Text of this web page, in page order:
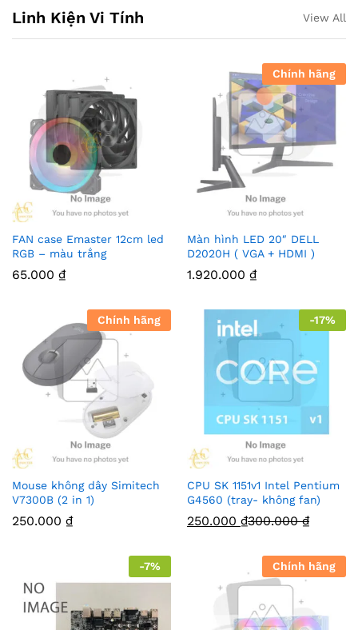
Linh Kiện Vi Tính View All
FAN case Emaster 12cm led
RGB – màu trắng
65.000 ₫
Chính hãng
Màn hình LED 20″ DELL
D2020H ( VGA + HDMI )
1.920.000 ₫
Chính hãng
Mouse không dây Simitech
V7300B (2 in 1)
250.000 ₫
-17%
CPU SK 1151v1 Intel Pentium
G4560 (tray- không fan)
250.000 ₫300.000₫
-7% Chính hãng